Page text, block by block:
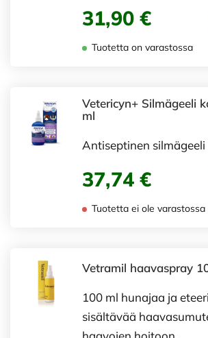
31,90 €
Tuotetta on varastossa
Vetericyn+ Silmägeeli
ml
Antiseptinen
37,74 €
Tuotetta ei ole varastossa
Vetramil haavaspray
100 ml hunajaa ja
sisältävää